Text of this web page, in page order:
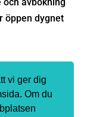
vi ger dig
Om du
öppen dygnet
via e-post. Vi
1177 för